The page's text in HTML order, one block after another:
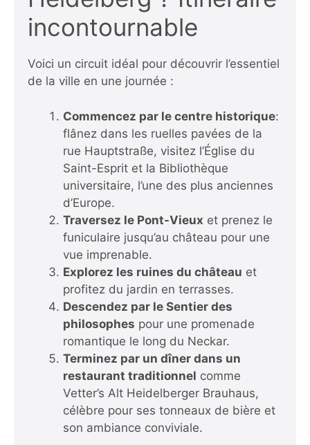
incontournable
Voici un circuit idéal pour découvrir l’essentiel
de la ville en une journée :
Commencez par le centre historique:
flânez dans les ruelles pavées de la
rue Hauptstraße, visitez l’Église du
Saint-Esprit et la Bibliothèque
universitaire, l’une des plus anciennes
d’Europe.
Traversez le Pont-Vieux et prenez le
funiculaire jusqu’au château pour une
vue imprenable.
Explorez les ruines du château et
profitez du jardin en terrasses.
Descendez par le Sentier des
philosophes pour une promenade
romantique le long du Neckar.
Terminez par un dîner dans un
restaurant traditionnel comme
Vetter’s Alt Heidelberger Brauhaus,
célèbre pour ses tonneaux de bière et
son ambiance conviviale.